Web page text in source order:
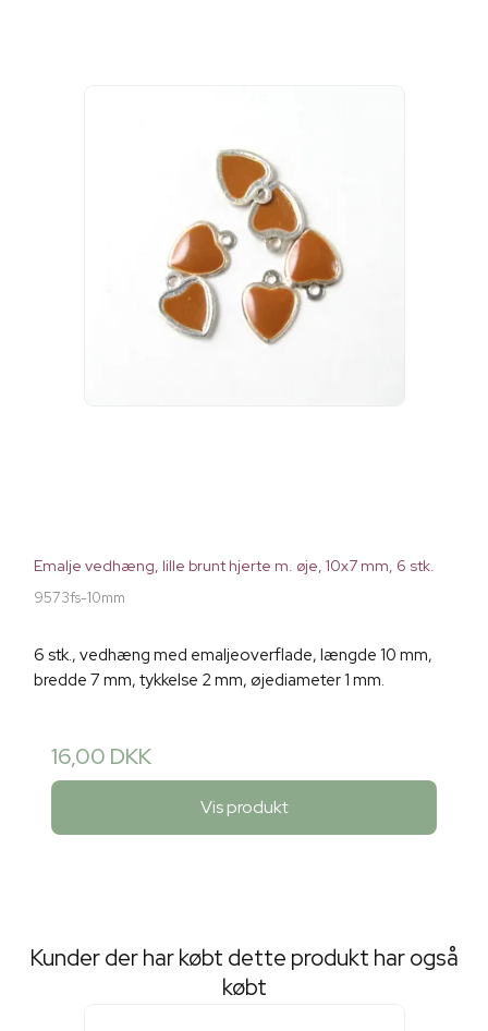
Emalje vedhæng, lille brunt hjerte m. øje, 10x7 mm, 6 stk.
9573fs-10mm
6 stk., vedhæng med emaljeoverflade, længde 10 mm,
bredde 7 mm, tykkelse 2 mm, øjediameter 1 mm.
16,00 DKK
Vis produkt
Kunder der har købt dette produkt har også
købt